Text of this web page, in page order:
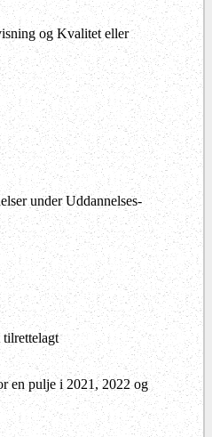
og Kvalitet eller
under Uddannelses-
en pulje i 2021, 2022 og